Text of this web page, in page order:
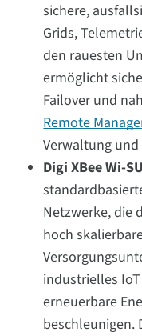
sichere,
Grids,
den rauesten
ermöglicht
Failover und
Remote
Verwaltung
Digi XBee Wi-
Netzwerke, die
hoch
industrielles
erneuerbare
beschleunigen.